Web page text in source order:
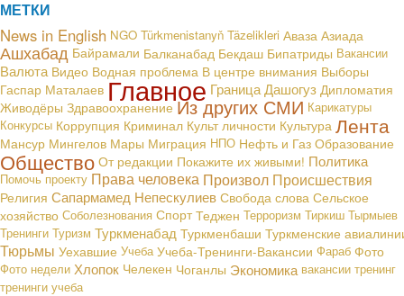
МЕТКИ
News in English NGO Türkmenistanyň Täzelikleri Аваза Азиада
Ашхабад Байрамали Балканабад Бекдаш Бипатриды Вакансии
Валюта Видео Водная проблема В центре внимания Выборы
Гаспар Маталаев Главное ГраницаДашогуз Дипломатия
Живодёры Здравоохранение Из других СМИ Карикатуры
Конкурсы Коррупция Криминал Культ личности Культура Лента
Мансур Мингелов Мары Миграция НПО Нефть и Газ Образование
Общество От редакции Покажите их живыми! Политика
Помочь проекту Права человека Произвол Происшествия
Религия Сапармамед Непескулиев Свобода слова Сельское
хозяйство Соболезнования Спорт Теджен Терроризм Тиркиш Тырмыев
Тренинги Туризм Туркменабад Туркменбаши Туркменские
Тюрьмы Уехавшие Учеба Учеба-Тренинги-Вакансии Фараб Фото
Фото недели Хлопок Челекен Чоганлы Экономика вакансии тренинг
тренинги учеба